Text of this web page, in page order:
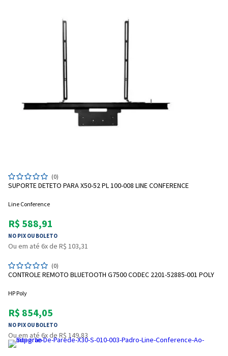
(0)
SUPORTE DETETO PARA X50-52 PL 100-008 LINE CONFERENCE
Line Conference
R$ 588,91
NO PIX OU BOLETO
Ou em até 6x de R$ 103,31
(0)
CONTROLE REMOTO BLUETOOTH G7500 CODEC 2201-52885-001 POLY
HP Poly
R$ 854,05
NO PIX OU BOLETO
Ou em até 6x de R$ 149,83